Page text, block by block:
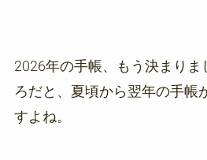
2026年の手帳、もう決まり
ろだと、夏頃から翌年の手帳
すよね。